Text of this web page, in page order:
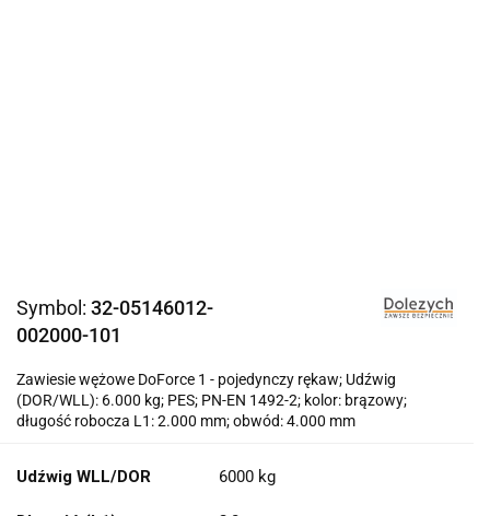
Symbol: 32-05146012-
002000-101
Zawiesie wężowe DoForce 1 - pojedynczy rękaw; Udźwig
(DOR/WLL): 6.000 kg; PES; PN-EN 1492-2; kolor: brązowy;
długość robocza L1: 2.000 mm; obwód: 4.000 mm
Udźwig WLL/DOR 6000 kg